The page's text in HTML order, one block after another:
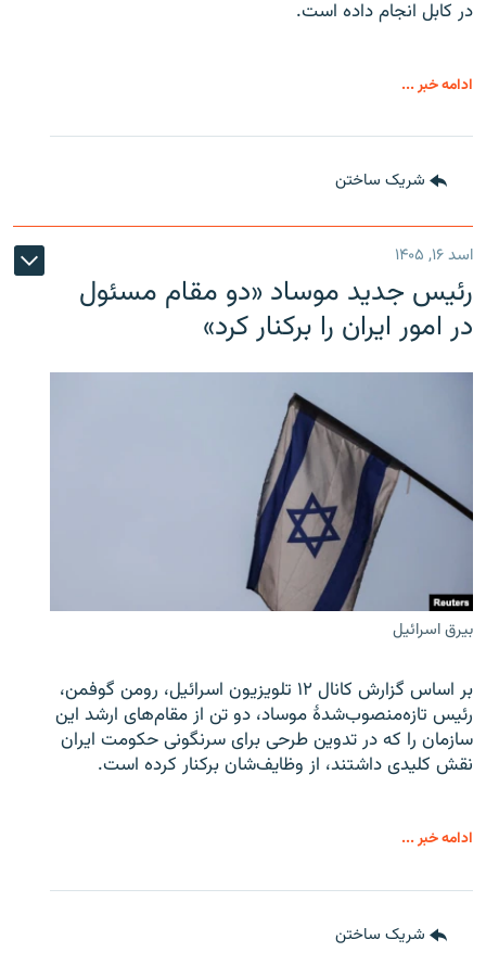
در کابل انجام داده است.
ادامه خبر ...
شریک ساختن
اسد ۱۶, ۱۴۰۵
رئیس جدید موساد «دو مقام مسئول
در امور ایران را برکنار کرد»
بیرق اسرائیل
بر اساس گزارش کانال ۱۲ تلویزیون اسرائیل، رومن گوفمن،
رئیس تازه‌منصوب‌شدۀ موساد، دو تن از مقام‌های ارشد این
سازمان را که در تدوین طرحی برای سرنگونی حکومت ایران
نقش کلیدی داشتند، از وظایف‌شان برکنار کرده است.
ادامه خبر ...
شریک ساختن